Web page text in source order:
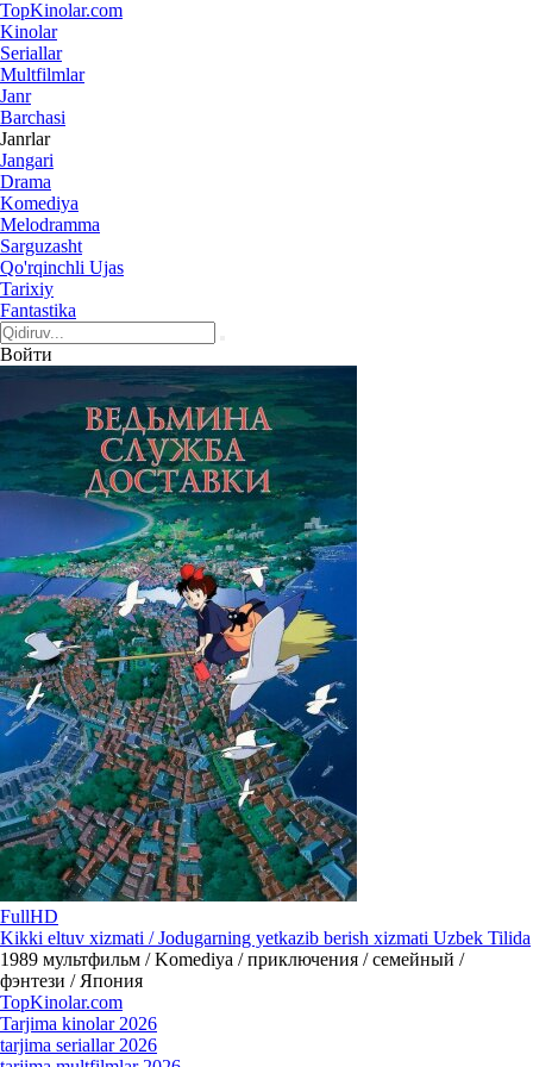
TopKinolar.com
Kinolar
Seriallar
Multfilmlar
Janr
Barchasi
Janrlar
Jangari
Drama
Komediya
Melodramma
Sarguzasht
Qo'rqinchli Ujas
Tarixiy
Fantastika
Войти
FullHD
Kikki eltuv xizmati / Jodugarning yetkazib berish xizmati Uzbek Tilida
1989 мультфильм / Komediya / приключения / семейный /
фэнтези / Япония
TopKinolar.com
Tarjima kinolar 2026
tarjima seriallar 2026